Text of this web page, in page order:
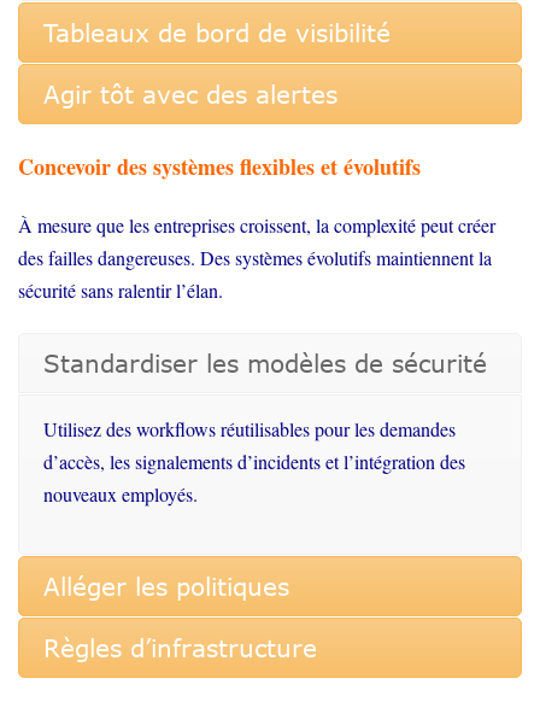
Tableaux de bord de visibilité
Agir tôt avec des alertes
Concevoir des systèmes flexibles et évolutifs
À mesure que les entreprises croissent, la complexité peut créer
des failles dangereuses. Des systèmes évolutifs maintiennent la
sécurité sans ralentir l’élan.
Standardiser les modèles de sécurité
Utilisezdes workflowsréutilisablespour lesdemandes
d’accès, lessignalementsd’incidentsetl’intégration des
nouveaux employés.
Alléger les politiques
Règles d’infrastructure